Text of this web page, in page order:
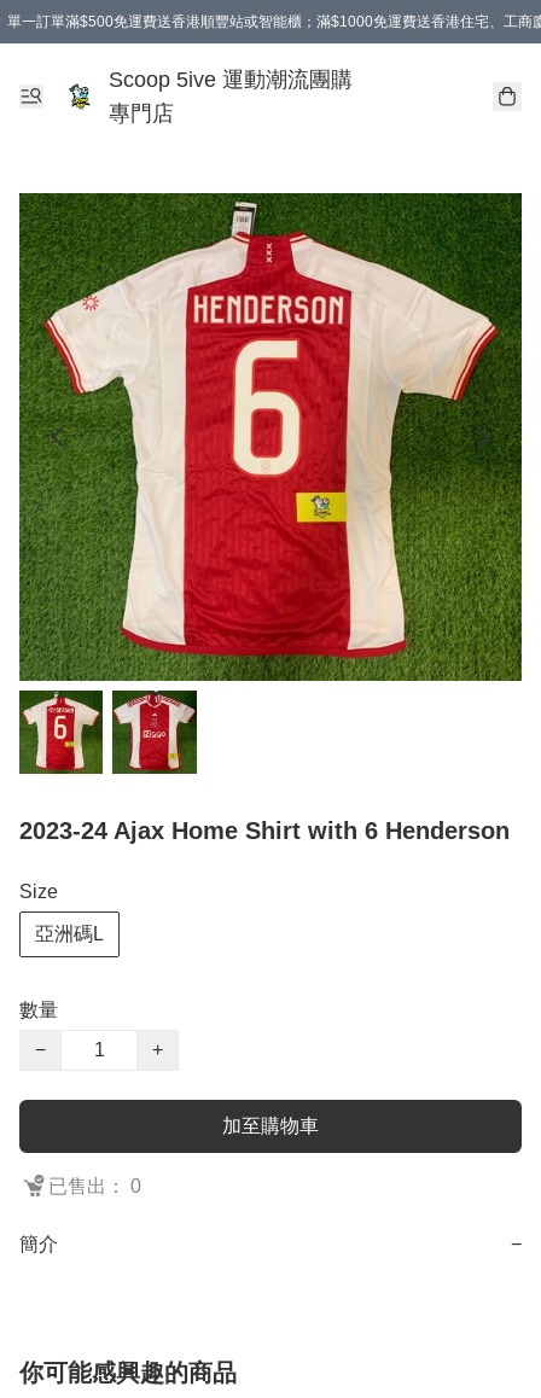
單一訂單滿$500免運費送香港順豐站或智能櫃；滿$1000免運費送香港住宅、工商
Scoop 5ive 運動潮流團購
專門店
2023-24 Ajax Home Shirt with 6 Henderson
Size
亞洲碼L
數量
−
+
加至購物車
已售出： 0
簡介 −
你可能感興趣的商品